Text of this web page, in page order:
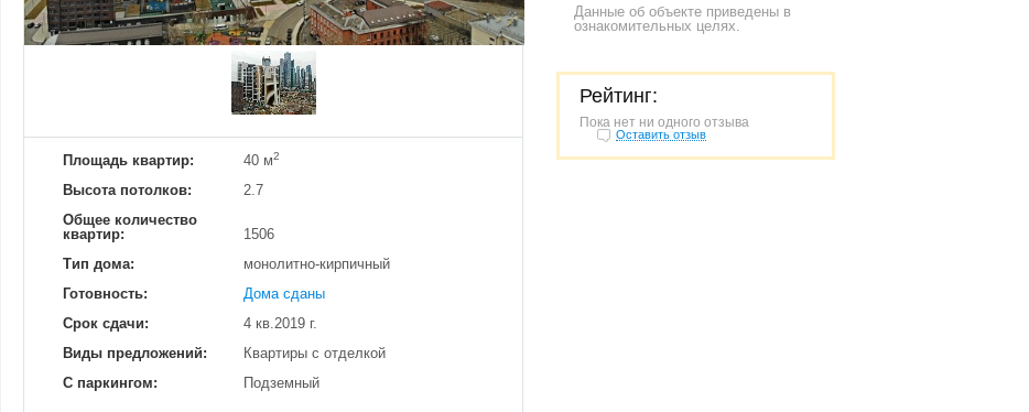
Добавить фотографию Изменено: 19.12.2024 Просмотров 11510
Площадь квартир: 40 м2
Высота потолков:
2.7
Общее количество
квартир:
1506
Тип дома:
монолитно-кирпичный
Готовность:
Дома сданы
Срок сдачи:
4 кв.2019 г.
Виды предложений:
Квартиры с отделкой
С паркингом:
Подземный
Данные об объекте приведены в
ознакомительных целях.
Рейтинг:
Пока нет ни одного отзыва
Оставить отзыв